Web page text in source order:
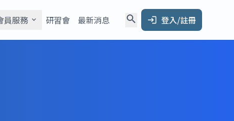
員服務 expand_more 研習會 最新消息 search login 登入/註冊